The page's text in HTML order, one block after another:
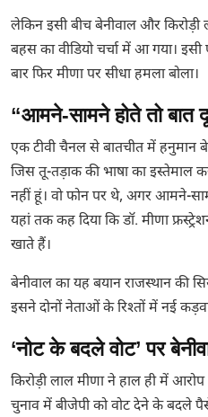
लेकिन इसी बीच बेनीवाल और किरोड़ी
बहस का वीडियो चर्चा में आ गया। इसी
बार फिर मीणा पर सीधा हमला बोला।
“आमने-सामने होते तो बात
एक टीवी चैनल से बातचीत में हनुमान
जिस तू-तड़ाक की भाषा का इस्तेमाल
नहीं हूं। वो फोन पर थे, अगर आमने-
यहां तक कह दिया कि डॉ. मीणा
खाते हैं।
बेनीवाल का यह बयान राजस्थान की
इसने दोनों नेताओं के रिश्तों में नई
‘नोट के बदले वोट’ पर
किरोड़ी लाल मीणा ने हाल ही में
चुनाव में बीजेपी को वोट देने के बदले